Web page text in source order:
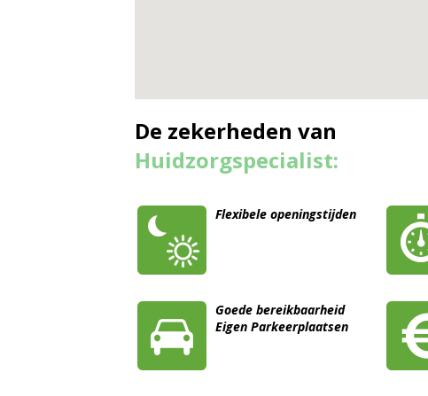
De zekerheden van
Huidzorgspecialist:
Flexibele openingstijden
Goede bereikbaarheid
Eigen Parkeerplaatsen